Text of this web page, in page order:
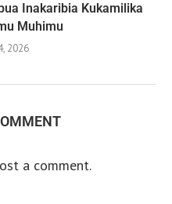
Inakaribia Kukamilika
Muhimu
2026
a comment.